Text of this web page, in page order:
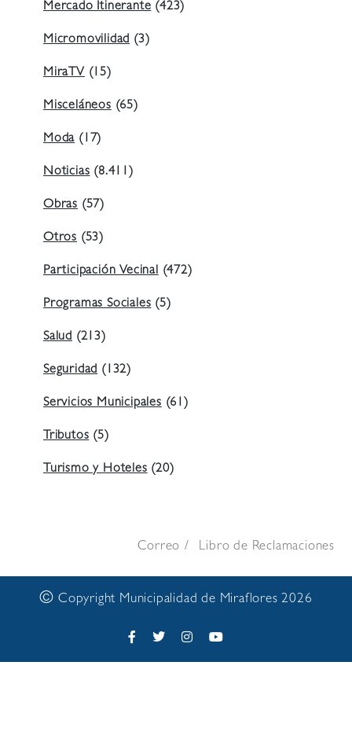
Mercado Itinerante(423)
Micromovilidad(3)
MiraTV(15)
Misceláneos(65)
Moda(17)
Noticias(8.411)
Obras (57)
Otros (53)
Participación Vecinal(472)
Programas Sociales(5)
Salud (213)
Seguridad(132)
Servicios Municipales(61)
Tributos(5)
Turismo y Hoteles(20)
Correo Libro de Reclamaciones
© Copyright Municipalidad de Miraflores 2026